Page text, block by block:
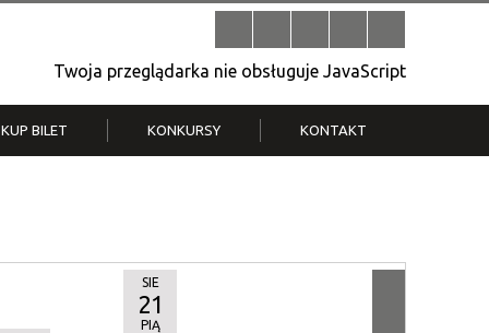
Twoja przeglądarka nie obsługuje JavaScript
KUP BILET KONKURSY
T.
KONTAKT
SIE
21
PIĄ